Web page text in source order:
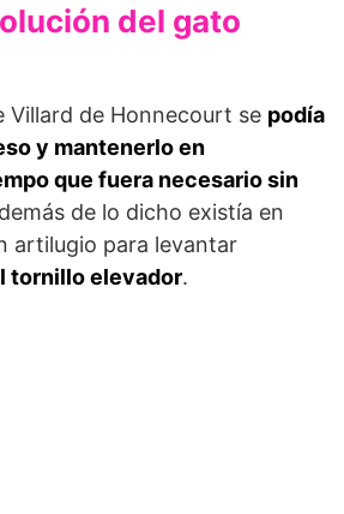
del gato
Villard de Honnecourt se podía
y mantenerlo en
que fuera necesario sin
de lo dicho existía en
artilugio para levantar
tornillo elevador.